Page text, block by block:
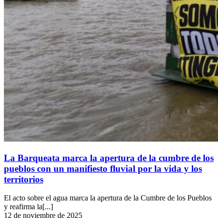
La Barqueata marca la apertura de la cumbre de los
pueblos con un manifiesto fluvial por la vida y los
territorios
El acto sobre el agua marca la apertura de la Cumbre de los Pueblos
y reafirma la[...]
12 de noviembre de 2025